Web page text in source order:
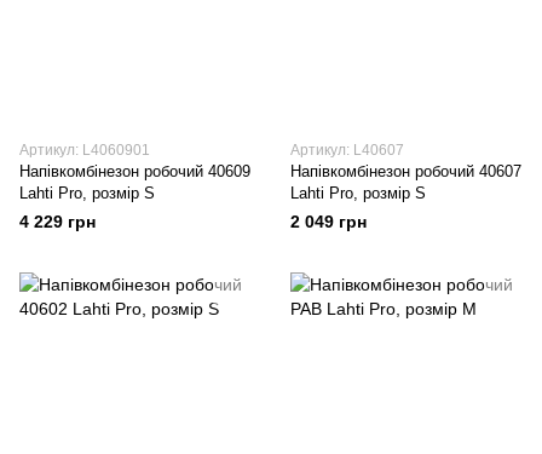
Артикул: L4060901
Напівкомбінезон робочий 40609
Lahti Pro, розмір S
4 229 грн
Артикул: L40607
Напівкомбінезон робочий 40607
Lahti Pro, розмір S
2 049 грн